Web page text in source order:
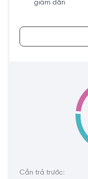
giảm dần
Cần trả trước: